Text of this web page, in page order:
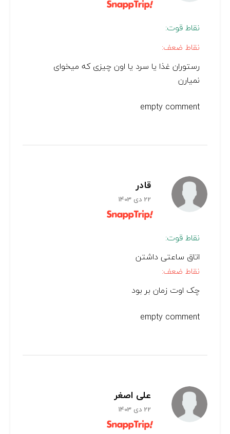
نقاط قوت:
نقاط ضعف:
رستوران غذا یا سرد یا اون چیزی که میخوای
نمیارن
empty comment
قادر
22 دی 1403
نقاط قوت:
اتاق ساعتی داشتن
نقاط ضعف:
چک اوت زمان بر بود
empty comment
علی اصغر
22 دی 1403